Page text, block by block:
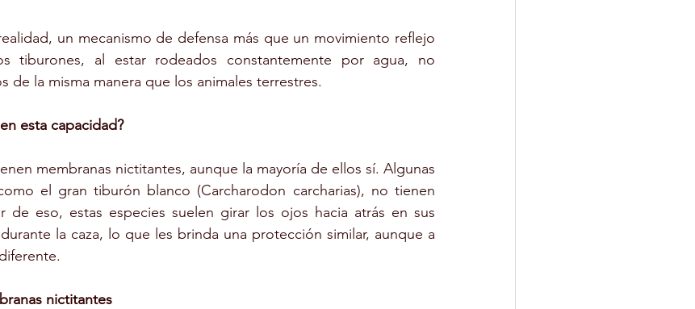
un mecanismo de defensa más que un movimiento reflejo
tiburones, al estar rodeados constantemente por agua, no
de la misma manera que los animales terrestres.
esta capacidad?
membranas nictitantes, aunque la mayoría de ellos sí. Algunas
el gran tiburón blanco (Carcharodon carcharias), no tienen
de eso, estas especies suelen girar los ojos hacia atrás en sus
la caza, lo que les brinda una protección similar, aunque a
nictitantes